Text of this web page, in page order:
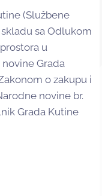
(Službene
sa Odlukom
u
Grada
o zakupu i
novine br.
Grada Kutine